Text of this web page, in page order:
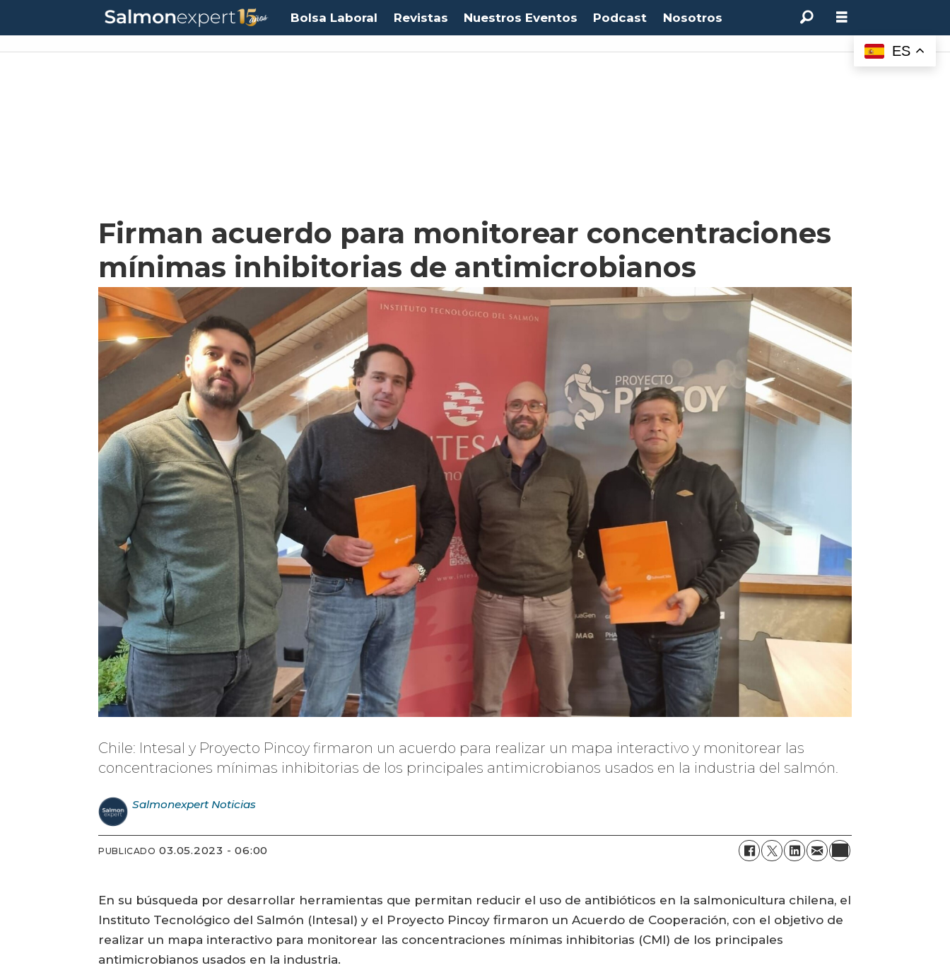
Bolsa Laboral Revistas Nuestros Eventos Podcast Nosotros
Firman acuerdo para monitorear concentraciones
mínimas inhibitorias de antimicrobianos
Chile: Intesal y Proyecto Pincoy firmaron un acuerdo para realizar un mapa interactivo y monitorear las
concentraciones mínimas inhibitorias de los principales antimicrobianos usados en la industria del salmón.
Salmonexpert Noticias
PUBLICADO 03.05.2023 - 06:00
En su búsqueda por desarrollar herramientas que permitan reducir el uso de antibióticos en la salmonicultura chilena, el
Instituto Tecnológico del Salmón (Intesal) y el Proyecto Pincoy firmaron un Acuerdo de Cooperación, con el objetivo de
realizar un mapa interactivo para monitorear las concentraciones mínimas inhibitorias (CMI) de los principales
antimicrobianos usados en la industria.
ES